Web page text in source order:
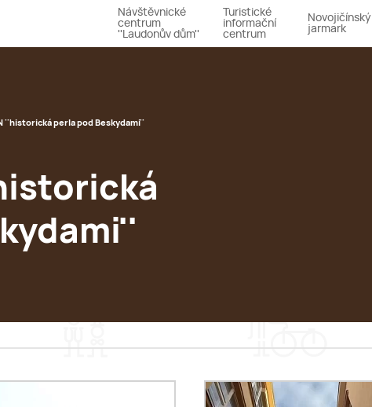
Návštěvnické
centrum
''Laudonův dům''
Turistické
informační
centrum
Novojičínský
jarmark
''historická perla pod Beskydami''